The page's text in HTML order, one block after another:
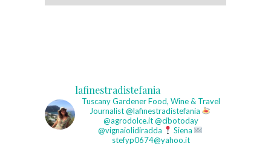
lafinestradistefania
Tuscany GardenerFood, Wine & Travel
Journalist@lafinestradistefania
@agrodolce.it @cibotoday
@vignaiolidiradda
Siena
stefyp0674@yahoo.it